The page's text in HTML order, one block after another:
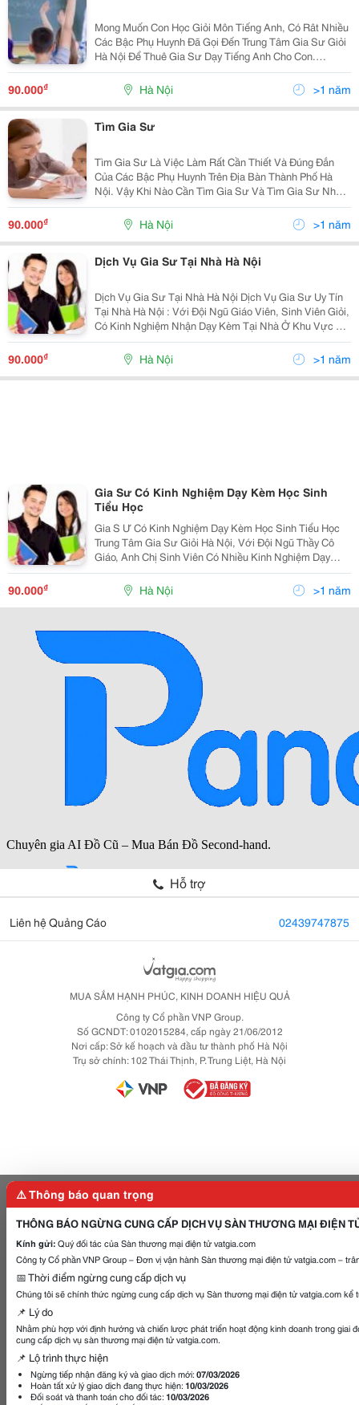
Mong Muốn Con Học Giỏi Môn Tiếng Anh, Có Rât Nhiều
Các Bậc Phụ Huynh Đã Gọi Đến Trung Tâm Gia Sư Giỏi
Hà Nội Để Thuê Gia Sư Dạy Tiếng Anh Cho Con.
&Ldquo; Cháu Học Tiếng Anh Cũng Khá, Nhưng Tôi
Vẫn Cần Thuê Gia Sư Tiếng Anh Để Dạy Cháu Giỏ
90.000₫ Hà Nội >1 năm
Tìm Gia Sư
Tìm Gia Sư Là Việc Làm Rất Cần Thiết Và Đúng Đắn
Của Các Bậc Phụ Huynh Trên Địa Bàn Thành Phố Hà
Nội. Vậy Khi Nào Cần Tìm Gia Sư Và Tìm Gia Sư Như
Thế Nào Phù Hợp Với Con? Khi Nào Bạn Cần Tìm Gia
Sư? Con Học Thua Kém Bạn Bè Cung Lớp. Vi
90.000₫ Hà Nội >1 năm
Dịch Vụ Gia Sư Tại Nhà Hà Nội
Dịch Vụ Gia Sư Tại Nhà Hà Nội Dịch Vụ Gia Sư Uy Tín
Tại Nhà Hà Nội : Với Đội Ngũ Giáo Viên, Sinh Viên Giỏi,
Có Kinh Nghiệm Nhận Dạy Kèm Tại Nhà Ở Khu Vực Hà
Nội Các Môn Toán Lý Hóa Anh Văn Từ Lớp 1 Đến Lớp
90.000₫ Hà Nội >1 năm
Gia Sư Có Kinh Nghiệm Dạy Kèm Học Sinh
Tiểu Học
Gia S Ư Có Kinh Nghiệm Dạy Kèm Học Sinh Tiểu Học
Trung Tâm Gia Sư Giỏi Hà Nội, Với Đội Ngũ Thầy Cô
Giáo, Anh Chị Sinh Viên Có Nhiều Kinh Nghiệm Dạy
Kèm Cho Học Sinh Tiểu Học Tại Nhà. Bằng Phương
Pháp Giảng Dạy Khoa Học, Lối Dẫn Giir Tươi Vui
90.000₫ Hà Nội >1 năm
Hỗ trợ
Liên hệ Quảng Cáo 02439747875
MUA SẮM HẠNH PHÚC, KINH DOANH HIỆU QUẢ
Công ty Cổ phần VNP Group.
Số GCNDT: 0102015284, cấp ngày 21/06/2012
Nơi cấp: Sở kế hoạch và đầu tư thành phố Hà Nội
Trụ sở chính: 102 Thái Thịnh, P. Trung Liệt, Hà Nội
⚠️ Thông báo quan trọng
THÔNG BÁO NGỪNG CUNG CẤP DỊCH VỤ SÀN THƯƠNG MẠI ĐIỆN
Kính gửi:Quý đối tác của Sàn thương mại điện tử vatgia.com
Công ty Cổ phần VNP Group – Đơn vị vận hành Sàn thương mại điện tử vatgia.com –
📅 Thời điểm ngừng cung cấp dịch vụ
Chúng tôi sẽ chính thức ngừng cung cấp dịch vụ Sàn thương mại điện tử vatgia.com kể
📌 Lý do
Nhằm phù hợp với định hướng và chiến lược phát triển hoạt động kinh doanh trong giai
cung cấp dịch vụ sàn thương mại điện tử vatgia.com.
📌 Lộ trình thực hiện
Ngừng tiếp nhận đăng ký và giao dịch mới:07/03/2026
Hoàn tất xử lý giao dịch đang thực hiện: 10/03/2026
Đối soát và thanh toán cho đối tác: 10/03/2026